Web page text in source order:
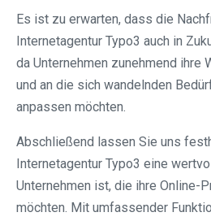
Es ist zu erwarten, dass die
Internetagentur Typo3 auch in
da Unternehmen zunehmend ihre
und an die sich wandelnden
anpassen möchten.
Abschließend lassen Sie uns
Internetagentur Typo3 eine
Unternehmen ist, die ihre Online-
möchten. Mit umfassender